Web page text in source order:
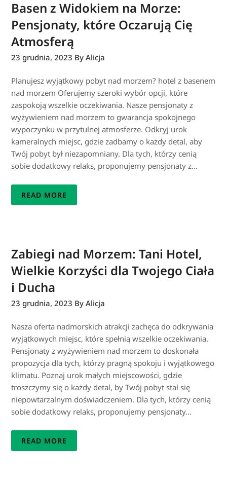
Basen z Widokiem na Morze:
Pensjonaty, które Oczarują Cię
Atmosferą
23 grudnia, 2023 By Alicja
Planujesz wyjątkowy pobyt nad morzem? hotel z basenem
nad morzem Oferujemy szeroki wybór opcji, które
zaspokoją wszelkie oczekiwania. Nasze pensjonaty z
wyżywieniem nad morzem to gwarancja spokojnego
wypoczynku w przytulnej atmosferze. Odkryj urok
kameralnych miejsc, gdzie zadbamy o każdy detal, aby
Twój pobyt był niezapomniany. Dla tych, którzy cenią
sobie dodatkowy relaks, proponujemy pensjonaty z…
READ MORE
Zabiegi nad Morzem: Tani Hotel,
Wielkie Korzyści dla Twojego Ciała
i Ducha
23 grudnia, 2023 By Alicja
Nasza oferta nadmorskich atrakcji zachęca do odkrywania
wyjątkowych miejsc, które spełnią wszelkie oczekiwania.
Pensjonaty z wyżywieniem nad morzem to doskonała
propozycja dla tych, którzy pragną spokoju i wyjątkowego
klimatu. Poznaj urok małych miejscowości, gdzie
troszczymy się o każdy detal, by Twój pobyt stał się
niepowtarzalnym doświadczeniem. Dla tych, którzy cenią
sobie dodatkowy relaks, proponujemy pensjonaty…
READ MORE